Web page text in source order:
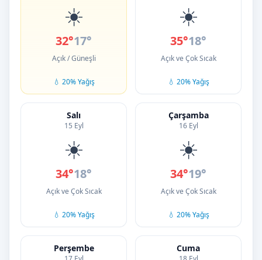
☀️
32°17°
Açık / Güneşli
💧 20% Yağış
☀️
35°18°
Açık ve Çok Sıcak
💧 20% Yağış
Salı
15 Eyl
☀️
34°18°
Açık ve Çok Sıcak
💧 20% Yağış
Çarşamba
16 Eyl
☀️
34°19°
Açık ve Çok Sıcak
💧 20% Yağış
Perşembe Cuma